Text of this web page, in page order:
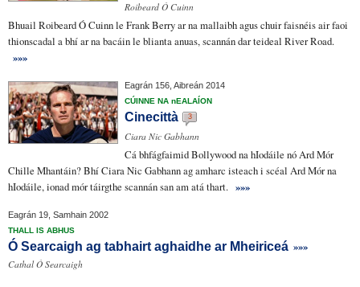
Roibeard Ó Cuinn
Bhuail Roibeard Ó Cuinn le Frank Berryar na mallaibhaguschuir faisnéis airfaoi
thionscadal a bhíar na bacáinle blianta anuas, scannán dar teideal River Road.
»»»
Eagrán 156, Aibreán 2014
CÚINNE NA nEALAÍON
Cinecittà 3
Ciara Nic Gabhann
Cá bhfágfaimidBollywood na hIodáile nó Ard Mór
Chille Mhantáin? Bhí Ciara Nic Gabhannag amharc isteach i scéal Ard Mór na
hIodáile,ionad mór táirgthe scannánsan am atá thart. »»»
Eagrán 19, Samhain 2002
THALL IS ABHUS
Ó Searcaigh ag tabhairt aghaidhe ar Mheiriceá »»»
Cathal Ó Searcaigh